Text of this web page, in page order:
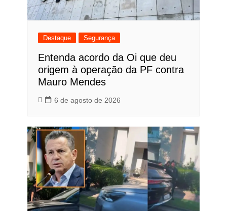
Destaque Segurança
Entenda acordo da Oi que deu
origem à operação da PF contra
Mauro Mendes
6 de agosto de 2026